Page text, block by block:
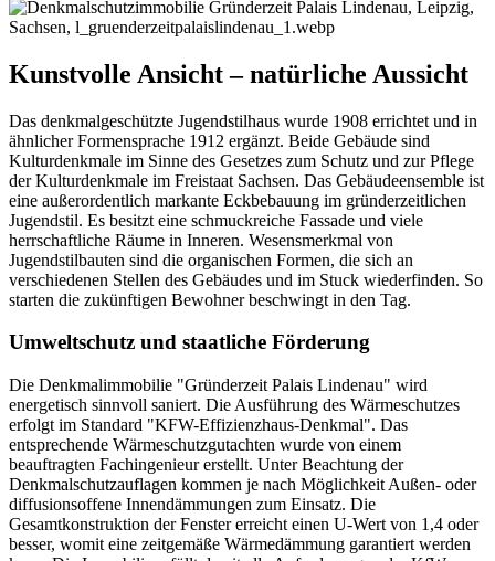
Kunstvolle Ansicht – natürliche Aussicht
Das denkmalgeschützte Jugendstilhaus wurde 1908 errichtet und in
ähnlicher Formensprache 1912 ergänzt. Beide Gebäude sind
Kulturdenkmale im Sinne des Gesetzes zum Schutz und zur Pflege
der Kulturdenkmale im Freistaat Sachsen. Das Gebäudeensemble ist
eine außerordentlich markante Eckbebauung im gründerzeitlichen
Jugendstil. Es besitzt eine schmuckreiche Fassade und viele
herrschaftliche Räume in Inneren. Wesensmerkmal von
Jugendstilbauten sind die organischen Formen, die sich an
verschiedenen Stellen des Gebäudes und im Stuck wiederfinden. So
starten die zukünftigen Bewohner beschwingt in den Tag.
Umweltschutz und staatliche Förderung
Die Denkmalimmobilie "Gründerzeit Palais Lindenau" wird
energetisch sinnvoll saniert. Die Ausführung des Wärmeschutzes
erfolgt im Standard "KFW-Effizienzhaus-Denkmal". Das
entsprechende Wärmeschutzgutachten wurde von einem
beauftragten Fachingenieur erstellt. Unter Beachtung der
Denkmalschutzauflagen kommen je nach Möglichkeit Außen- oder
diffusionsoffene Innendämmungen zum Einsatz. Die
Gesamtkonstruktion der Fenster erreicht einen U-Wert von 1,4 oder
besser, womit eine zeitgemäße Wärmedämmung garantiert werden